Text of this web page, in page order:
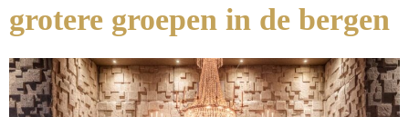
grotere groepen in de bergen